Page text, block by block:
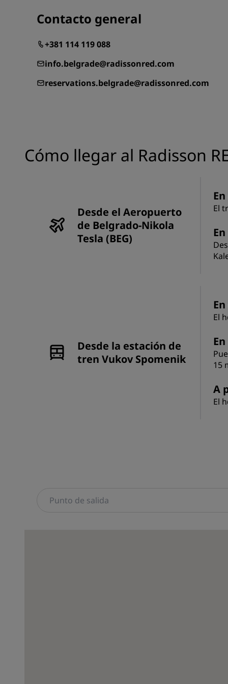
Contacto general
+381 114 119 088
info.belgrade@radissonred.com
reservations.belgrade@radissonred.com
Cómo llegar al Radisson
Desde el Aeropuerto
de Belgrado-Nikola
Tesla (BEG)
El
Desde la estación de
tren Vukov Spomenik
El
15
A
El